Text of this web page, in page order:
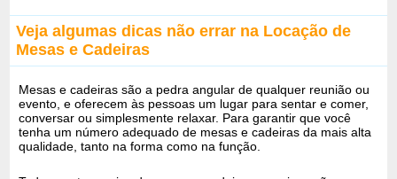
Veja algumas dicas não errar na Locação de
Mesas e Cadeiras
Mesas e cadeiras são a pedra angular de qualquer reunião ou
evento, e oferecem às pessoas um lugar para sentar e comer,
conversar ou simplesmente relaxar. Para garantir que você
tenha um número adequado de mesas e cadeiras da mais alta
qualidade, tanto na forma como na função.